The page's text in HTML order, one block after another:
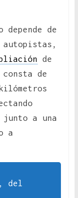
de
de
de
junto a una
a
del